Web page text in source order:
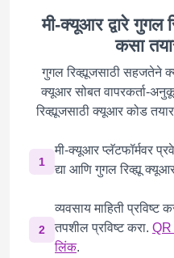
मी-क्यूआर द्वारे गुगल
कसा
गुगल रिव्ह्यूजसाठी सहजतेने
क्यूआर सोबत वापरकर्ता-
रिव्ह्यूजसाठी क्यूआर कोड
1
मी-क्यूआर प्लॅटफॉर्मवर प्रवेश करा: मी-क्यूआर प्लॅटफॉर्मला भेट
द्या आणि गुगल रिव्ह्यू
2
व्यवसाय माहिती प्रविष्ट करा: व्यवसायाचे नाव आणि संबंधित
तपशील प्रविष्ट करा. QR
लिंक.